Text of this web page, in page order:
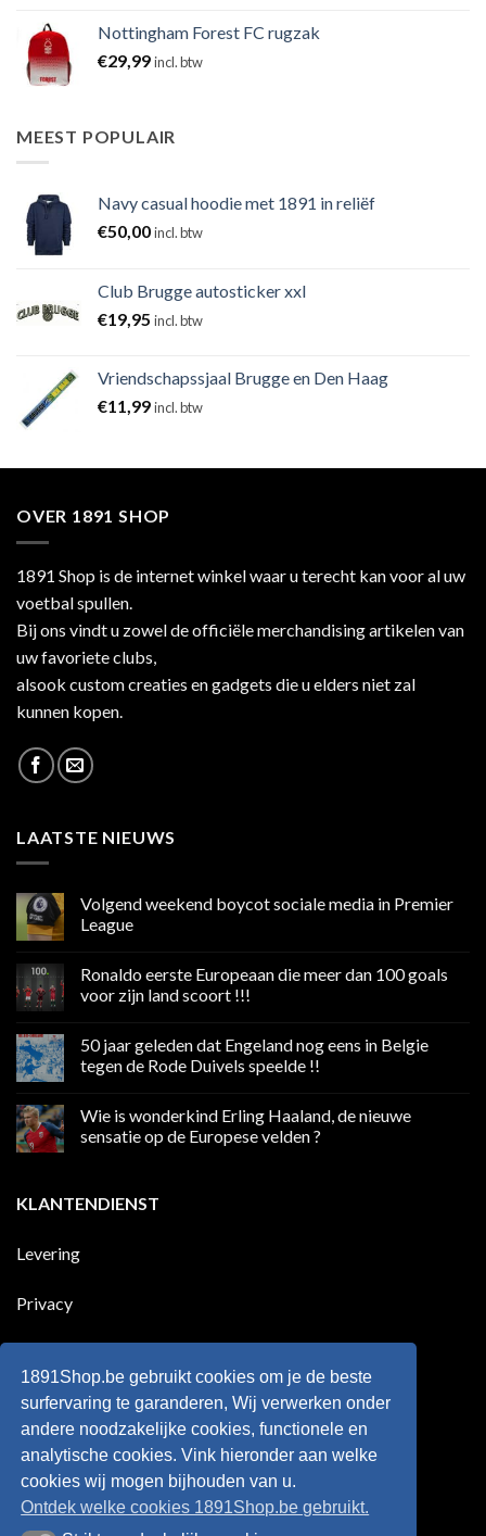
Nottingham Forest FC rugzak
€29,99incl. btw
MEEST POPULAIR
Navy casual hoodie met 1891 in reliëf
€50,00incl. btw
Club Brugge autosticker xxl
€19,95 incl. btw
Vriendschapssjaal Brugge en Den Haag
€11,99incl. btw
OVER 1891 SHOP
1891 Shop is de internet winkel waar u terecht kan voor al uw
voetbal spullen.
Bij ons vindt u zowel de officiële merchandising artikelen van
uw favoriete clubs,
alsook custom creaties en gadgets die u elders niet zal
kunnen kopen.
LAATSTE NIEUWS
Volgend weekend boycot sociale media in Premier
League
op
weekend
media
in
Premier
Ronaldo eerste Europeaan die meer dan 100 goals
voor zijn land scoort !!!
op
Ronaldo
eerste
meer
100
land
scoort
50 jaar geleden dat Engeland nog eens in Belgie
tegen de Rode Duivels speelde !!
op
jaar
nog
eens
tegen
Wie is wonderkind Erling Haaland, de nieuwe
sensatie op de Europese velden ?
Wie
is
Haaland,
Europese
KLANTENDIENST
Levering
Privacy
Retourneren
Algemene voorwaarden
1891Shop.be gebruikt cookies om je de beste
surfervaring te garanderen, Wij verwerken onder
andere noodzakelijke cookies, functionele en
analytische cookies. Vink hieronder aan welke
cookies wij mogen bijhouden van u.
Ontdek welke cookies 1891Shop.be gebruikt.